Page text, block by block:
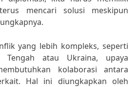
mencari solusi meskipun
yang lebih kompleks, seperti
atau Ukraina, upaya
kolaborasi antara
Hal ini diungkapkan oleh